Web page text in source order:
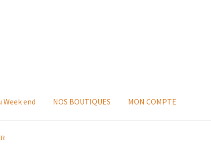
Week end NOS BOUTIQUES MON COMPTE